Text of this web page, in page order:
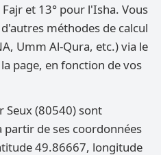
et 13° pour l'Isha. Vous
méthodes de calcul
Umm Al-Qura, etc.) via le
page, en fonction de vos
Seux (80540) sont
de ses coordonnées
49.86667, longitude